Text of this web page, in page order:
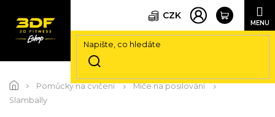
na
obsah
CZK
Pomůcky na cvičení
Míče na posilování
Slambally